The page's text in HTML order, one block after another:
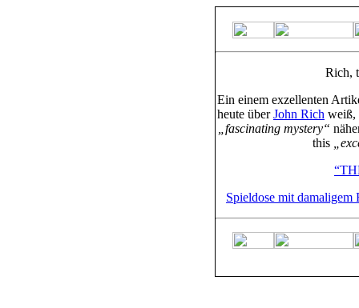
Rich,
Ein einem exzellenten
heute überJohn Rich weiß,
„fascinating mystery“
this
Spieldose mit